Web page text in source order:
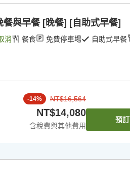
餐與早餐 [晚餐] [自助式早餐]
消 餐食 免費停車場 自助式早餐
-14% NT$16,564
NT$14,080
含稅費與其他費用
預訂